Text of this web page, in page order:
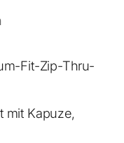
Fit-Zip-Thru-
mit Kapuze,